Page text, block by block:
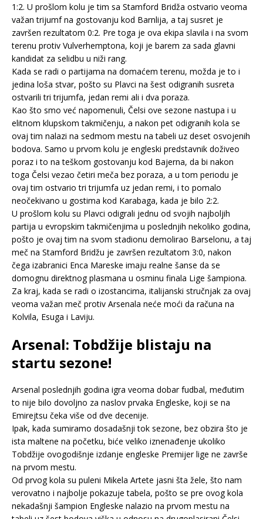
1:2. U prošlom kolu je tim sa Stamford Bridža ostvario veoma
važan trijumf na gostovanju kod Barnlija, a taj susret je
završen rezultatom 0:2. Pre toga je ova ekipa slavila i na svom
terenu protiv Vulverhemptona, koji je barem za sada glavni
kandidat za selidbu u niži rang.
Kada se radi o partijama na domaćem terenu, možda je to i
jedina loša stvar, pošto su Plavci na šest odigranih susreta
ostvarili tri trijumfa, jedan remi ali i dva poraza.
Kao što smo već napomenuli, Čelsi ove sezone nastupa i u
elitnom klupskom takmičenju, a nakon pet odigranih kola se
ovaj tim nalazi na sedmom mestu na tabeli uz deset osvojenih
bodova. Samo u prvom kolu je engleski predstavnik doživeo
poraz i to na teškom gostovanju kod Bajerna, da bi nakon
toga Čelsi vezao četiri meča bez poraza, a u tom periodu je
ovaj tim ostvario tri trijumfa uz jedan remi, i to pomalo
neočekivano u gostima kod Karabaga, kada je bilo 2:2.
U prošlom kolu su Plavci odigrali jednu od svojih najboljih
partija u evropskim takmičenjima u poslednjih nekoliko godina,
pošto je ovaj tim na svom stadionu demolirao Barselonu, a taj
meč na Stamford Bridžu je završen rezultatom 3:0, nakon
čega izabranici Enca Mareske imaju realne šanse da se
domognu direktnog plasmana u osminu finala Lige šampiona.
Za kraj, kada se radi o izostancima, italijanski stručnjak za ovaj
veoma važan meč protiv Arsenala neće moći da računa na
Kolvila, Esuga i Laviju.
Arsenal: Tobdžije blistaju na
startu sezone!
Arsenal poslednjih godina igra veoma dobar fudbal, međutim
to nije bilo dovoljno za naslov prvaka Engleske, koji se na
Emirejtsu čeka više od dve decenije.
Ipak, kada sumiramo dosadašnji tok sezone, bez obzira što je
ista maltene na početku, biće veliko iznenađenje ukoliko
Tobdžije ovogodišnje izdanje engleske Premijer lige ne završe
na prvom mestu.
Od prvog kola su puleni Mikela Artete jasni šta žele, što nam
verovatno i najbolje pokazuje tabela, pošto se pre ovog kola
nekadašnji šampion Engleske nalazio na prvom mestu na